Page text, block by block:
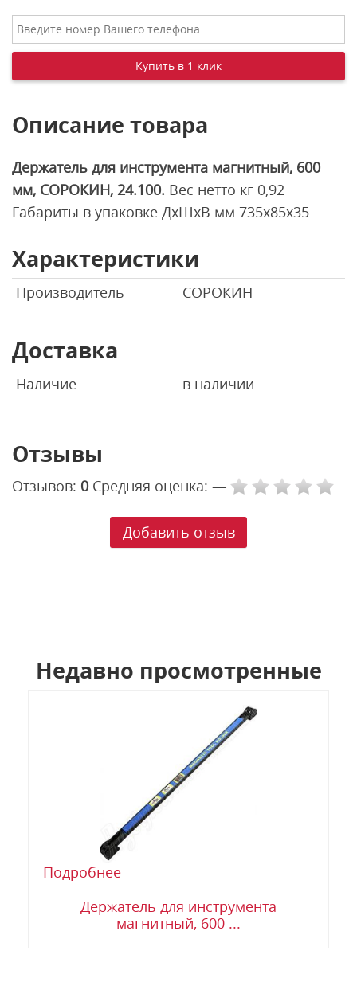
Описание товара
Держатель для инструмента магнитный, 600
мм, СОРОКИН, 24.100. Вес нетто кг 0,92
Габариты в упаковке ДxШxВ мм 735х85х35
Характеристики
Производитель СОРОКИН
Доставка
Наличие в наличии
Отзывы
Отзывов: 0 Средняя оценка: —
Добавить отзыв
Недавно просмотренные
Подробнее
Держатель для инструмента
магнитный, 600 ...